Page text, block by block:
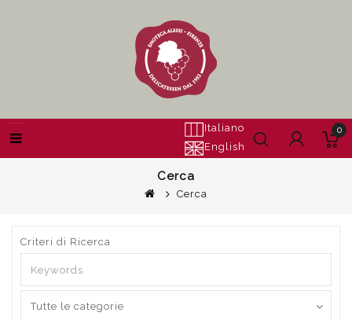
Italiano
English
0
Cerca
Cerca
Criteri di Ricerca